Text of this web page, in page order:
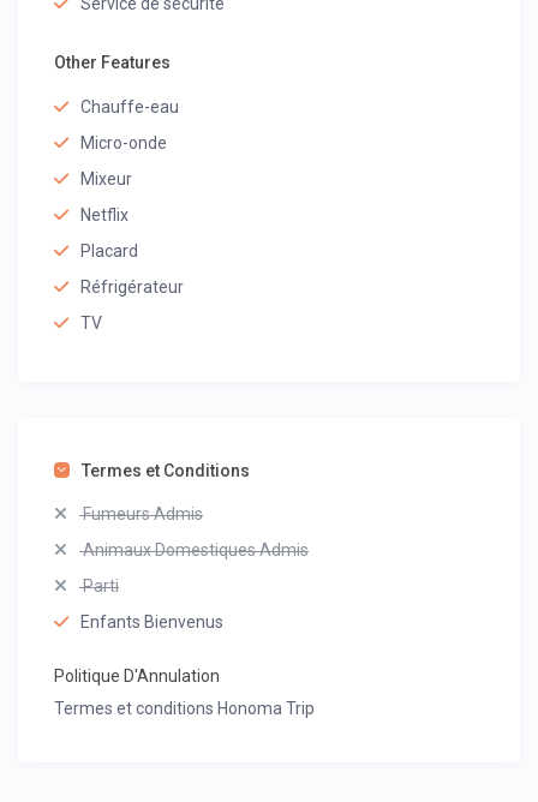
Other Features
Chauffe-eau
Micro-onde
Mixeur
Netflix
Placard
Réfrigérateur
TV
Termes et Conditions
Fumeurs Admis
Animaux Domestiques Admis
Parti
Enfants Bienvenus
Politique D'Annulation
Termes et conditions Honoma Trip